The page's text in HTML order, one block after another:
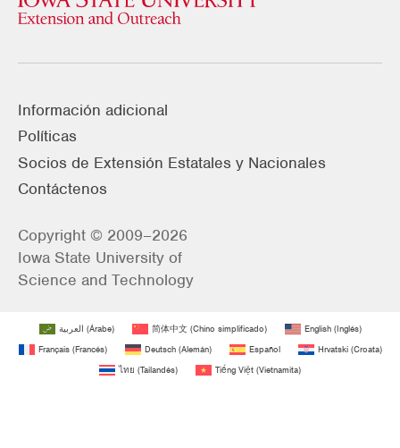
Información adicional
Políticas
Socios de Extensión Estatales y Nacionales
Contáctenos
Copyright © 2009–2026
Iowa State University of
Science and Technology
العربية (Árabe) 简体中文(Chino simplificado) English(Inglés)
Français(Francés) Deutsch(Alemán) Español Hrvatski(Croata)
ไทย (Tailandés) Tiếng Việt (Vietnamita)